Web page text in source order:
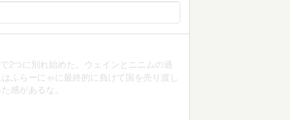
2つに別れ始めた。ウェインとニニムの過
ふらーにゃに最終的に負けて国を売り渡し
感があるな。